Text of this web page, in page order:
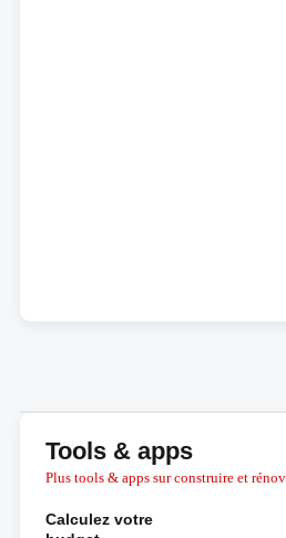
Tools & apps
Plus tools & apps sur construire et
Calculez votre